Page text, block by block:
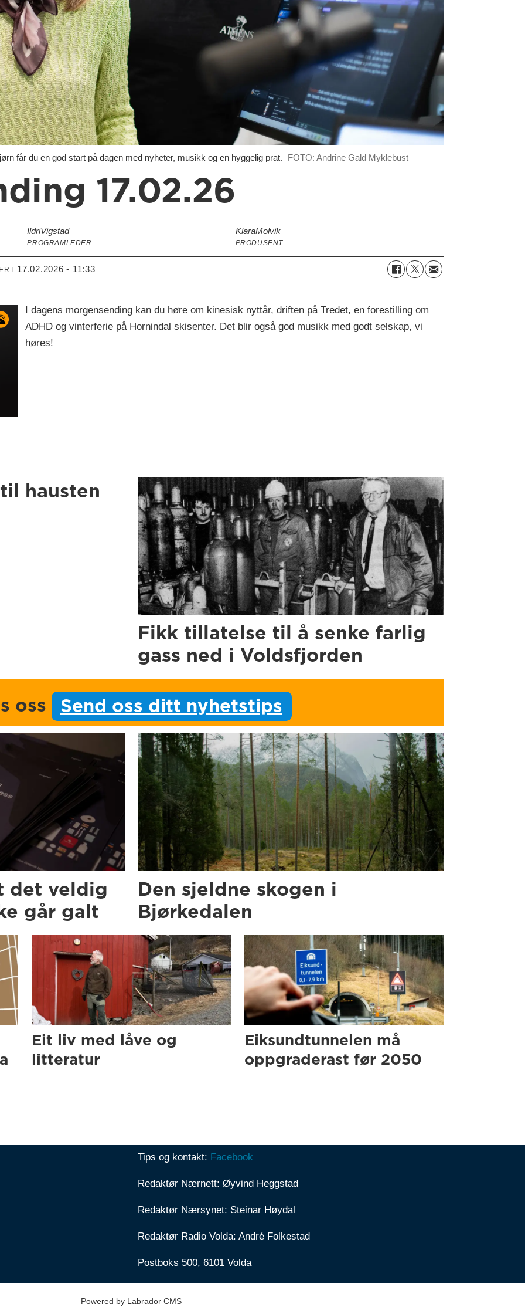
får du en god start på dagen med nyheter, musikk og en hyggelig prat. FOTO: Andrine Gald Myklebust
17.02.26
IldriVigstad
PROGRAMLEDER
KlaraMolvik
PRODUSENT
17.02.2026 - 11:33
I dagens morgensending kan du høre om kinesisk nyttår, driften på Tredet, en forestilling om
ADHD og vinterferie på Hornindal skisenter. Det blir også god musikk med godt selskap, vi
høres!
hausten
Fikk tillatelse til å senke farlig
gass ned i Voldsfjorden
oss Send oss ditt nyhetstips
det veldig
går galt
Den sjeldne skogen i
Bjørkedalen
Eit liv med låve og
litteratur
Eiksundtunnelen må
oppgraderast før 2050
Tips og kontakt: Facebook
Redaktør Nærnett: Øyvind Heggstad
Redaktør Nærsynet: Steinar Høydal
Redaktør Radio Volda: André Folkestad
Postboks 500, 6101 Volda
Powered by Labrador CMS